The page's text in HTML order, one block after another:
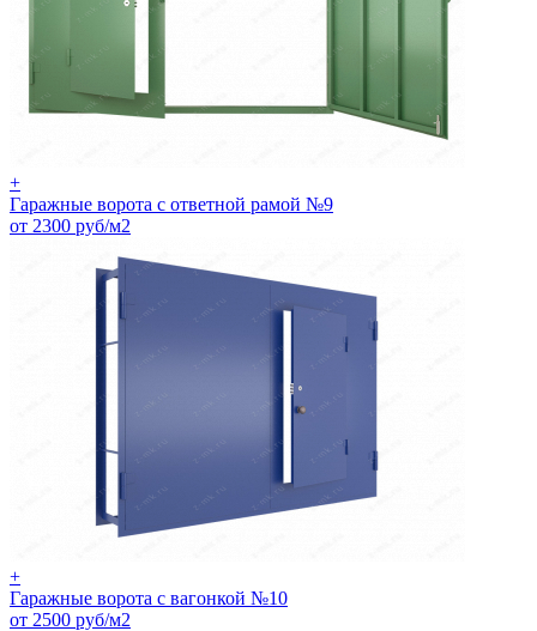
+
Гаражные ворота с ответной рамой №9
от 2300 руб/м2
+
Гаражные ворота с вагонкой №10
от 2500 руб/м2